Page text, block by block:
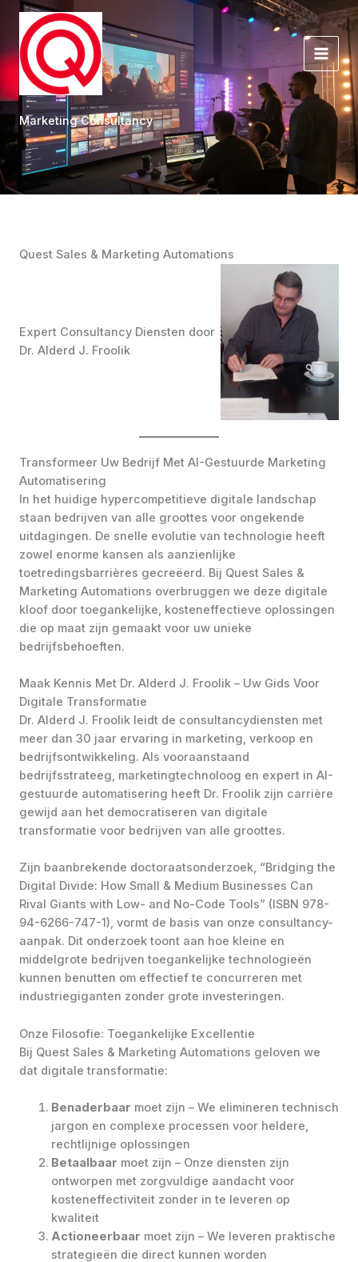
de
inhoud
Marketing Consultancy
Quest Sales & Marketing Automations
Expert Consultancy Diensten door
Dr. Alderd J. Froolik
Transformeer Uw Bedrijf Met AI-Gestuurde Marketing
Automatisering
In het huidige hypercompetitieve digitale landschap
staan bedrijven van alle groottes voor ongekende
uitdagingen. De snelle evolutie van technologie heeft
zowel enorme kansen als aanzienlijke
toetredingsbarrières gecreëerd. Bij Quest Sales &
Marketing Automations overbruggen we deze digitale
kloof door toegankelijke, kosteneffectieve oplossingen
die op maat zijn gemaakt voor uw unieke
bedrijfsbehoeften.
Maak Kennis Met Dr. Alderd J. Froolik – Uw Gids Voor
Digitale Transformatie
Dr. Alderd J. Froolik leidt de consultancydiensten met
meer dan 30 jaar ervaring in marketing, verkoop en
bedrijfsontwikkeling. Als vooraanstaand
bedrijfsstrateeg, marketingtechnoloog en expert in AI-
gestuurde automatisering heeft Dr. Froolik zijn carrière
gewijd aan het democratiseren van digitale
transformatie voor bedrijven van alle groottes.
Zijn baanbrekende doctoraatsonderzoek, “Bridging the
Digital Divide: How Small & Medium Businesses Can
Rival Giants with Low- and No-Code Tools” (ISBN 978-
94-6266-747-1), vormt de basis van onze consultancy-
aanpak. Dit onderzoek toont aan hoe kleine en
middelgrote bedrijven toegankelijke technologieën
kunnen benutten om effectief te concurreren met
industriegiganten zonder grote investeringen.
Onze Filosofie: Toegankelijke Excellentie
Bij Quest Sales & Marketing Automations geloven we
dat digitale transformatie:
Benaderbaar moet zijn – We elimineren technisch
jargon en complexe processen voor heldere,
rechtlijnige oplossingen
Betaalbaar moet zijn – Onze diensten zijn
ontworpen met zorgvuldige aandacht voor
kosteneffectiviteit zonder in te leveren op
kwaliteit
Actioneerbaar moet zijn – We leveren praktische
strategieën die direct kunnen worden